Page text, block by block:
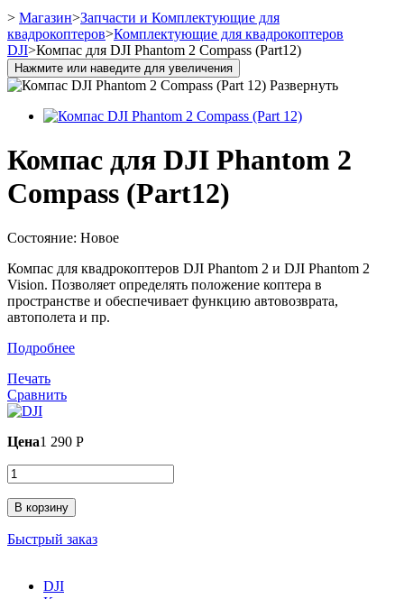
> Магазин>Запчасти и Комплектующие для
квадрокоптеров>Комплектующие для квадрокоптеров
DJI>Компас для DJI Phantom 2 Compass (Part12)
Нажмите или наведите для увеличения
Развернуть
Компас для DJI Phantom 2
Compass (Part12)
Состояние: Новое
Компас для квадрокоптеров DJI Phantom 2 и DJI Phantom 2
Vision. Позволяет определять положение коптера в
пространстве и обеспечивает функцию автовозврата,
автополета и пр.
Подробнее
Печать
Сравнить
Цена1 290 P
В корзину
Быстрый заказ
DJI